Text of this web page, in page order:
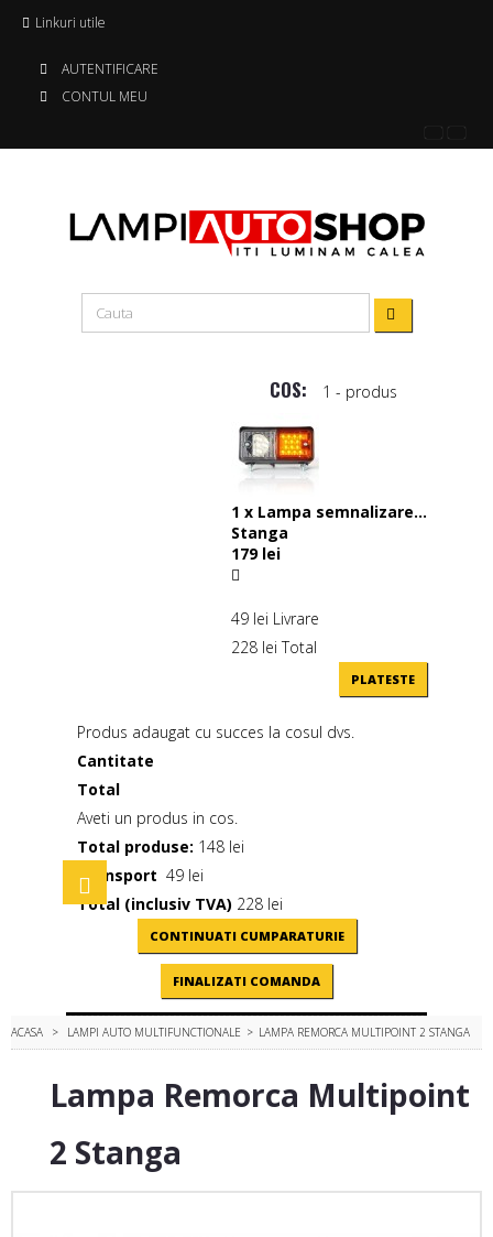
Linkuri utile
AUTENTIFICARE
CONTUL MEU
COS: 1 - produs
1 x Lampa semnalizare...
Stanga
179 lei
49 lei Livrare
228 lei Total
PLATESTE
Produs adaugat cu succes la cosul dvs.
Cantitate
Total
Aveti un produs in cos.
Total produse: 148 lei
Transport 49 lei
Total (inclusiv TVA) 228 lei
CONTINUATI CUMPARATURIE
FINALIZATI COMANDA
Toggle
navigation
ACASA > LAMPI AUTO MULTIFUNCTIONALE > LAMPA REMORCA MULTIPOINT 2 STANGA
Lampa Remorca Multipoint
2 Stanga